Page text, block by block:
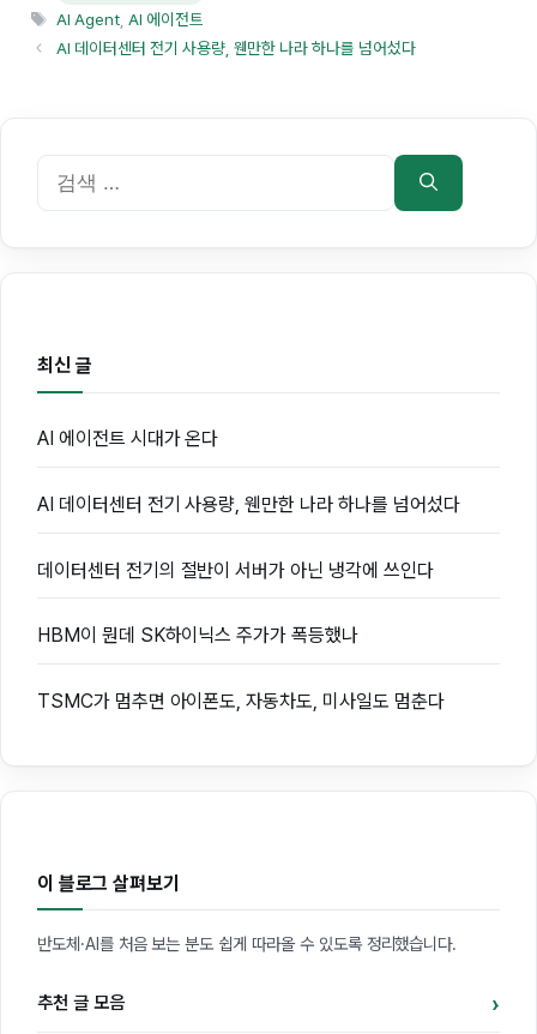
리
태
그
AI Agent, AI 에이전트
AI 데이터센터 전기 사용량, 웬만한 나라 하나를 넘어섰다
색:
최신 글
AI 에이전트 시대가 온다
AI 데이터센터 전기 사용량, 웬만한 나라 하나를 넘어섰다
데이터센터 전기의 절반이 서버가 아닌 냉각에 쓰인다
HBM이 뭔데 SK하이닉스 주가가 폭등했나
TSMC가 멈추면 아이폰도, 자동차도, 미사일도 멈춘다
이 블로그 살펴보기
반도체·AI를 처음 보는 분도 쉽게 따라올 수 있도록 정리했습니다.
추천 글 모음